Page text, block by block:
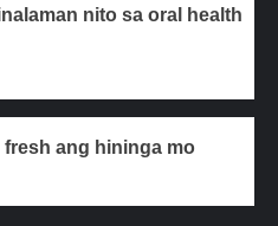
nito sa oral health
ang hininga mo